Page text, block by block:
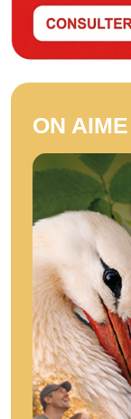
ON AIME